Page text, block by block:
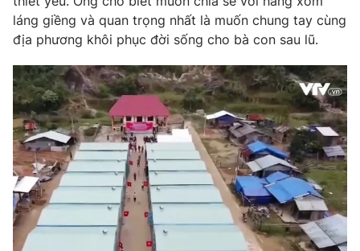
VTV Money VTV Thể thao
VTV Sức khoẻ Bất động sản
Thị trường 24h Tấm lòng Việt
VTV4 Vươn mình bằng AI
VTV9 VTV8
Liên hệ tòa soạn
láng giềng và quan trọng nhất là muốn chung tay cùng
địa phương khôi phục đời sống cho bà con sau lũ.